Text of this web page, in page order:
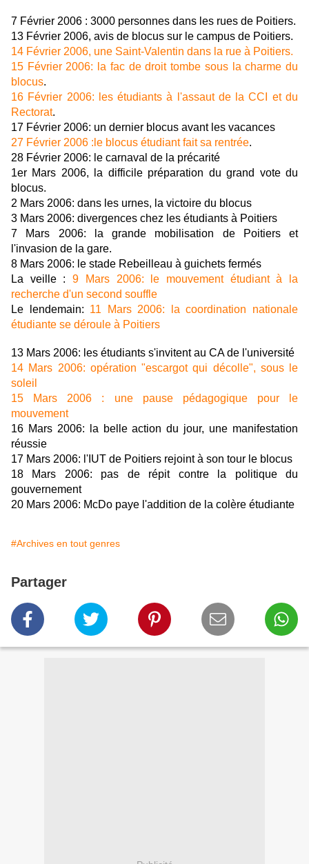
7 Février 2006 : 3000 personnes dans les rues de Poitiers.
13 Février 2006, avis de blocus sur le campus de Poitiers.
14 Février 2006, une Saint-Valentin dans la rue à Poitiers.
15 Février 2006: la fac de droit tombe sous la charme du
blocus.
16 Février 2006: les étudiants à l'assaut de la CCI et du
Rectorat.
17 Février 2006: un dernier blocus avant les vacances
27 Février 2006 :le blocus étudiant fait sa rentrée.
28 Février 2006: le carnaval de la précarité
1er Mars 2006, la difficile préparation du grand vote du
blocus.
2 Mars 2006: dans les urnes, la victoire du blocus
3 Mars 2006: divergences chez les étudiants à Poitiers
7 Mars 2006: la grande mobilisation de Poitiers et
l'invasion de la gare.
8 Mars 2006: le stade Rebeilleau à guichets fermés
La veille :9 Mars 2006: le mouvement étudiant à la
recherche d'un second souffle
Le lendemain: 11 Mars 2006: la coordination nationale
étudiante se déroule à Poitiers
13 Mars 2006: les étudiants s'invitent au CA de l'université
14 Mars 2006: opération "escargot qui décolle", sous le
soleil
15 Mars 2006 : une pause pédagogique pour le
mouvement
16 Mars 2006: la belle action du jour, une manifestation
réussie
17 Mars 2006: l'IUT de Poitiers rejoint à son tour le blocus
18 Mars 2006: pas de répit contre la politique du
gouvernement
20 Mars 2006: McDo paye l'addition de la colère étudiante
#Archives en tout genres
Partager